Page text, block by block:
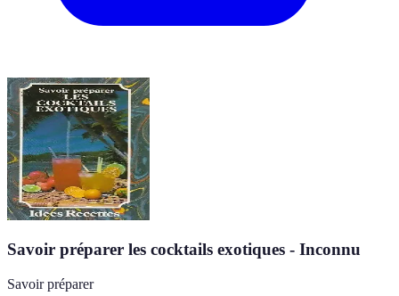
Savoir préparer les cocktails exotiques - Inconnu
Savoir préparer